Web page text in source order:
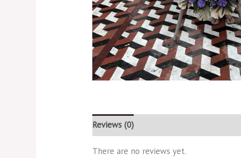
Reviews (0)
There are no reviews yet.